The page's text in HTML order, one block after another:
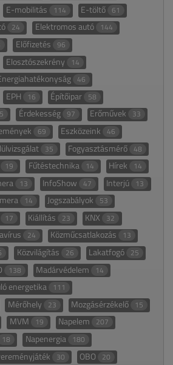
E-mobilitás 114 E-töltő 61
24 Elektromos autó 144
Előfizetés 96
Elosztószekrény 14
46
EPH 16 Építőipar 58
Érdekesség 97 Erőművek 33
69 Eszközeink 46
35 Fogyasztásmérő 48
19 Fűtéstechnika 14 Hírek 14
13 InfoShow 47 Interjú 13
14 Jogszabályok 53
17 Kiállítás 23 KNX 32
24 Közműcsatlakozás 13
Közvilágítás 26 Lakatfogó 25
138 Madárvédelem 14
energetika 111
Mérőhely 23 Mozgásérzékelő 15
MVM 19 Napelem 207
18 Napenergia 180
30 OBO 20